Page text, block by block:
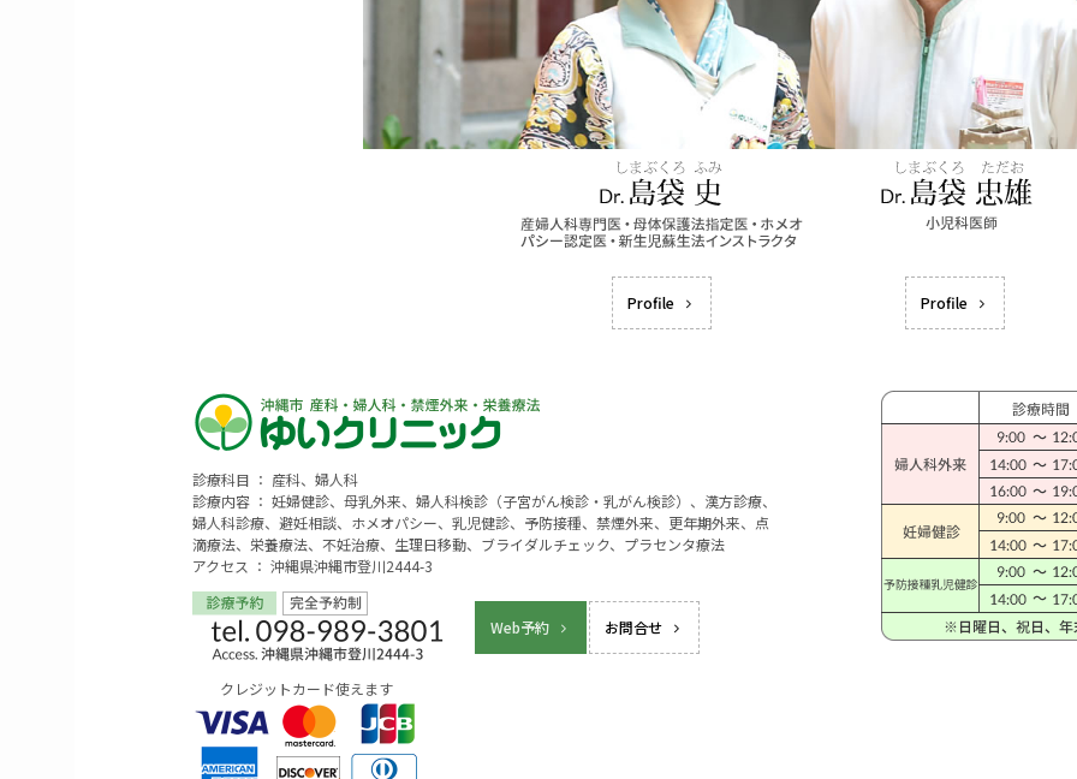
Profile Profile
診療科目 ： 産科、婦人科
診療内容 ： 妊婦健診、母乳外来、婦人科検診（子宮がん検診・乳がん検診）、漢方診療、
婦人科診療、避妊相談、ホメオパシー、乳児健診、予防接種、禁煙外来、更年期外来、点
滴療法、栄養療法、不妊治療、生理日移動、ブライダルチェック、プラセンタ療法
アクセス ： 沖縄県沖縄市登川2444-3
Web予約 お問合せ
クレジットカード使えます